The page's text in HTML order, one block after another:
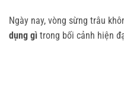
Ngày nay, vòng sừng trâu
dụng gì trong bối cảnh hiện